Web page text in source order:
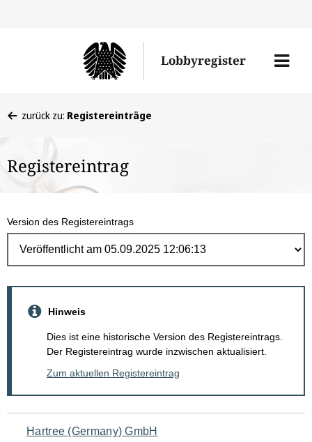
Lobbyregister
Menü
befinden
hier:
zurück zu: Registereinträge
Registereintrag
Version des Registereintrags
Hinweis
Dies ist eine historische Version des Registereintrags.
Der Registereintrag wurde inzwischen aktualisiert.
Zum aktuellen Registereintrag
Navigation
Hartree (Germany) GmbH